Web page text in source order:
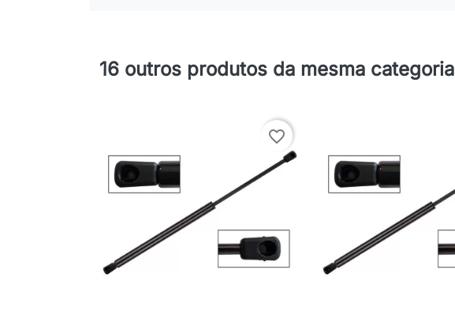
16 outros produtos da mesma categoria
favorite_border